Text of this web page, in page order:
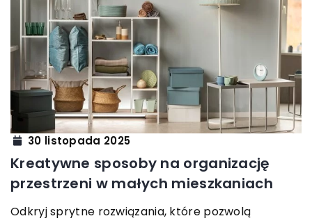
30 listopada 2025
Kreatywne sposoby na organizację
przestrzeni w małych mieszkaniach
Odkryj sprytne rozwiązania, które pozwolą